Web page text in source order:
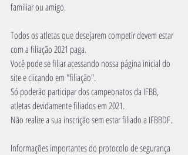
familiar ou amigo.
Todos os atletas que desejarem competir devem estar
com a filiação 2021 paga.
Você pode se filiar acessando nossa página inicial do
site e clicando em "filiação".
Só poderão participar dos campeonatos da IFBB,
atletas devidamente filiados em 2021.
Não realize a sua inscrição sem estar filiado a IFBBDF.
Informações importantes do protocolo de segurança